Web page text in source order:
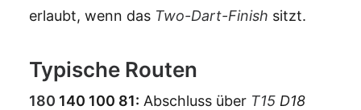
erlaubt, wenn das Two-Dart-Finish sitzt.
Typische Routen
180 140 100 81: Abschluss über T15 D18